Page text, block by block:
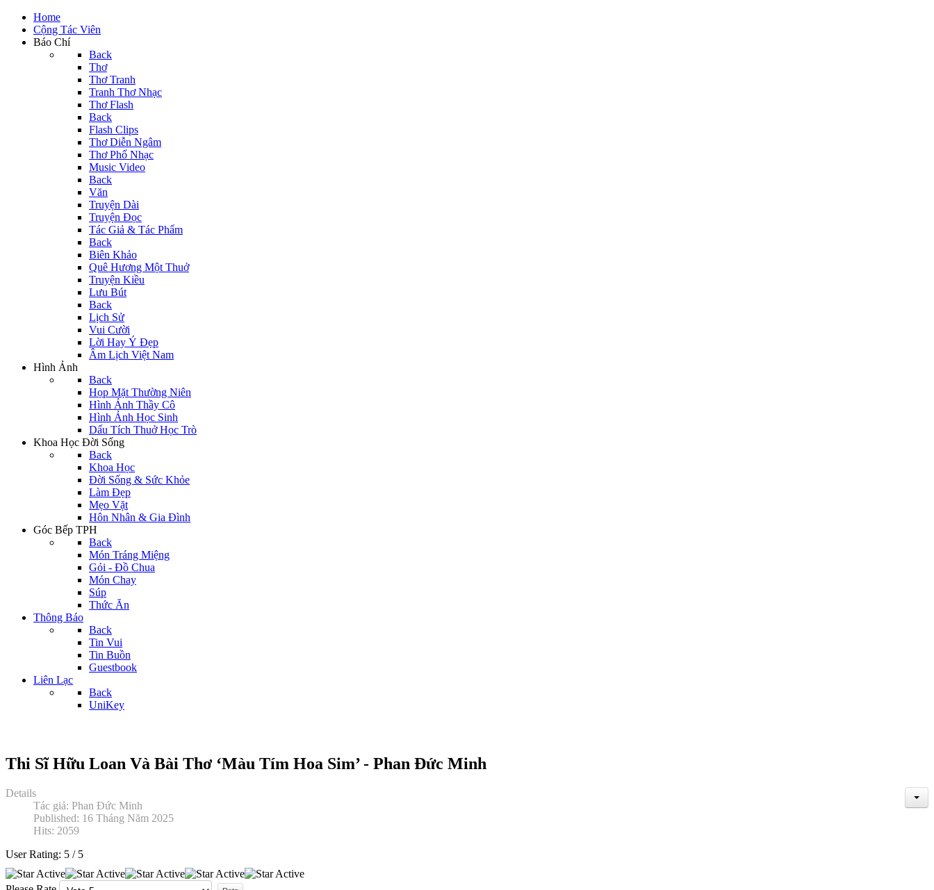
Home
Cộng Tác Viên
Báo Chí
Back
Thơ
Thơ Tranh
Tranh Thơ Nhạc
Thơ Flash
Back
Flash Clips
Thơ Diễn Ngâm
Thơ Phổ Nhạc
Music Video
Back
Văn
Truyện Dài
Truyện Đọc
Tác Giả & Tác Phẩm
Back
Biên Khảo
Quê Hương Một Thuở
Truyện Kiều
Lưu Bút
Back
Lịch Sử
Vui Cười
Lời Hay Ý Đẹp
Âm Lịch Việt Nam
Hình Ảnh
Back
Họp Mặt Thường Niên
Hình Ảnh Thầy Cô
Hình Ảnh Học Sinh
Dấu Tích Thuở Học Trò
Khoa Học Đời Sống
Back
Khoa Học
Đời Sống & Sức Khỏe
Làm Đẹp
Mẹo Vặt
Hôn Nhân & Gia Đình
Góc Bếp TPH
Back
Món Tráng Miệng
Gỏi - Đồ Chua
Món Chay
Súp
Thức Ăn
Thông Báo
Back
Tin Vui
Tin Buồn
Guestbook
Liên Lạc
Back
UniKey
Thi Sĩ Hữu Loan Và Bài Thơ ‘Màu Tím Hoa Sim’ - Phan Đức Minh
Details
Tác giả: Phan Đức Minh
Published: 16 Tháng Năm 2025
Hits: 2059
User Rating: 5 / 5